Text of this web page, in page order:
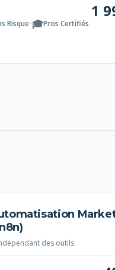
Risque•🎓Pros Certifiés
1
des outils